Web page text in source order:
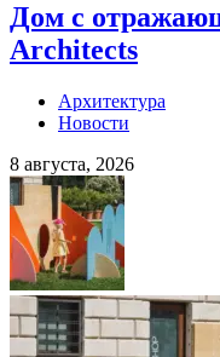
Дом с
Architects
Архитектура
Новости
8 августа, 2026